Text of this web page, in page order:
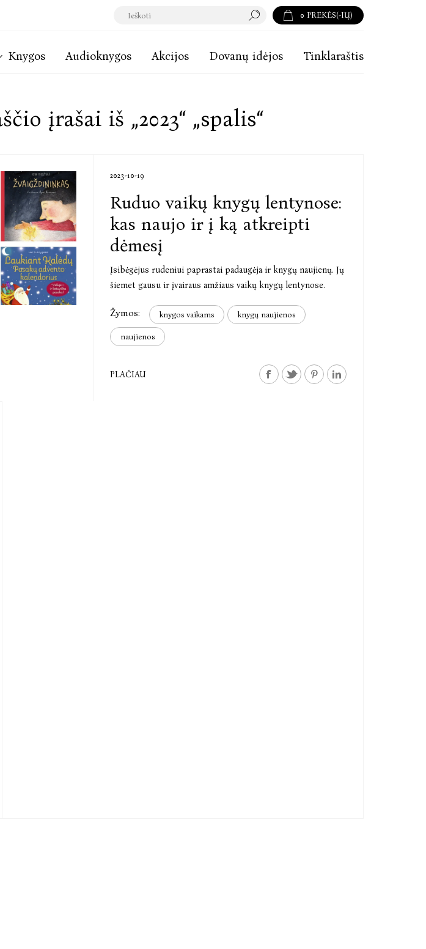
0 PREKĖS(-IŲ)
Knygos Audioknygos Akcijos Dovanų idėjos Tinklaraštis
įrašai iš „2023“ „spalis“
2023-10-19
Ruduo vaikų knygų lentynose:
kas naujo ir į ką atkreipti
dėmesį
Įsibėgėjus rudeniui paprastai padaugėja ir knygų naujienų. Jų
šiemet gausu ir įvairaus amžiaus vaikų knygų lentynose.
Žymos: knygos vaikams knygų naujienos
naujienos
PLAČIAU